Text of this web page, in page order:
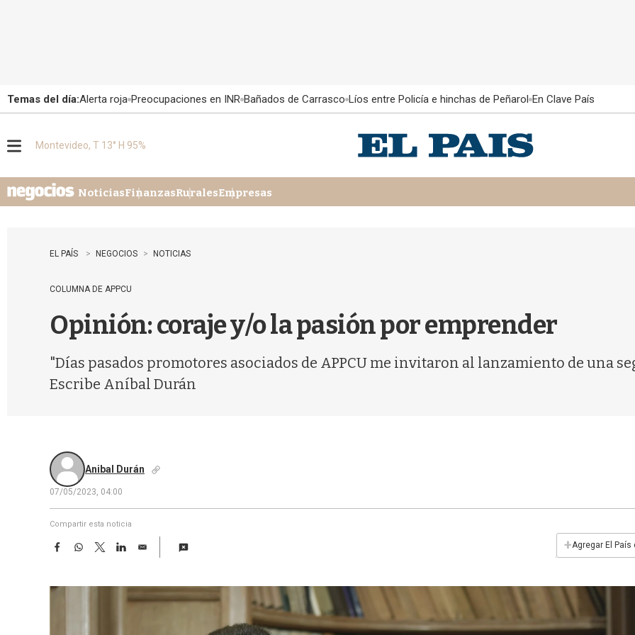
Temas del día:Alerta roja Preocupaciones en INR Bañados de Carrasco Líos entre Policía e hinchas de Peñarol En Clave País
u
Montevideo, T 13° H 95%
NoticiasFinanzasRuralesEmpresas
EL PAÍS NEGOCIOS NOTICIAS
COLUMNA DE APPCU
Opinión: coraje y/o la pasión por emprender
"Días pasados promotores asociados de APPCU me invitaron al lanzamiento de una
Escribe Aníbal Durán
Anibal Durán
07/05/2023, 04:00
Compartir esta noticia
F
e
W
t
T
w
t
L
k
e
E
i
l
+Agregar El País